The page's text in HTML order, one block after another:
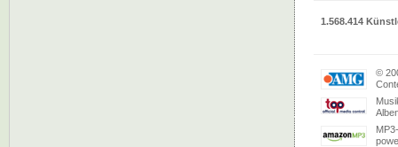
1.568.414
©